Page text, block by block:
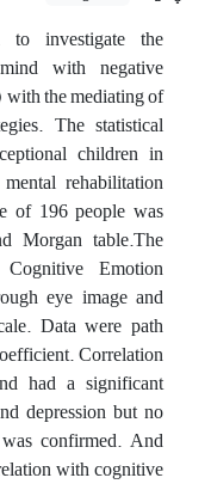
to investigate the
with negative
with the mediating of
The statistical
children in
rehabilitation
of 196 people was
Morgan table.The
Cognitive Emotion
eye image and
Data were path
Correlation
had a significant
depression but no
confirmed. And
with cognitive